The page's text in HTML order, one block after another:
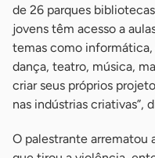
de 26 parques
jovens têm acesso a
temas como
dança, teatro, música,
criar seus próprios
nas indústrias criativas”,
O palestrante arrematou